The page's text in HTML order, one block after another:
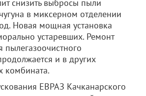
снизить выбросы пыли
в миксерном отделении
Новая мощная установка
устаревших. Ремонт
и в других
комбината.
ЕВРАЗ Качканарского